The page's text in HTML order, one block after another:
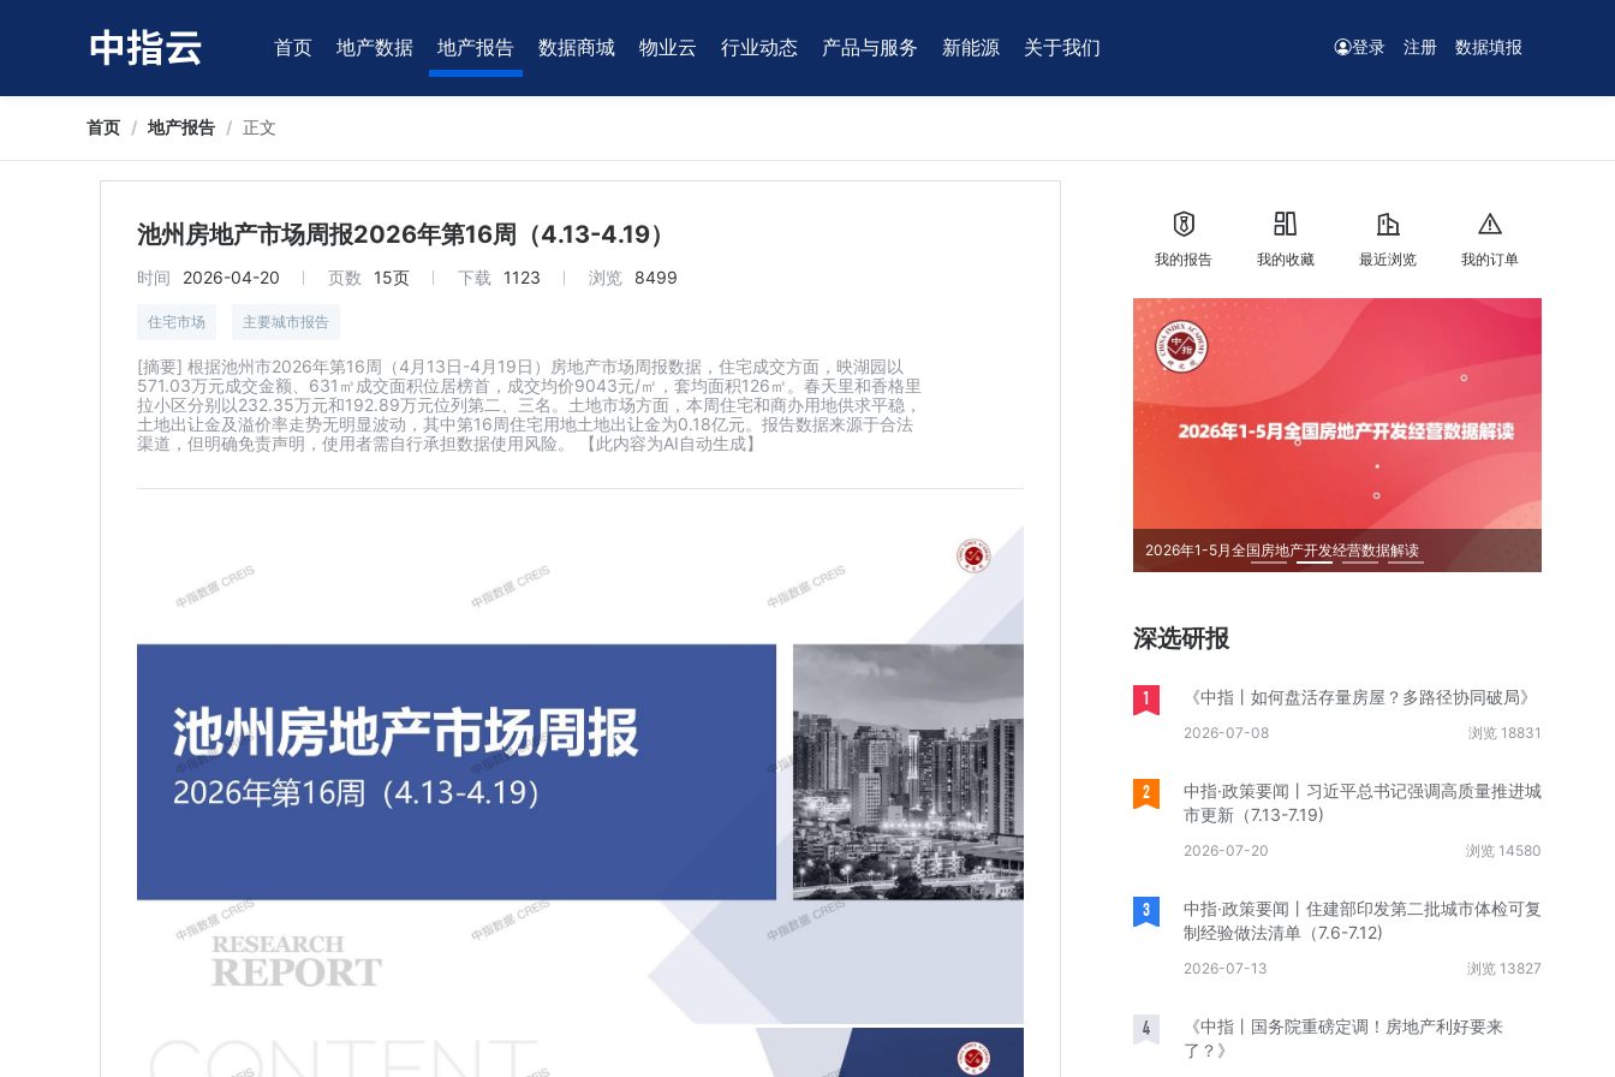
首页 地产数据 地产报告 数据商城 物业云 行业动态 产品与服务 新能源 关于我们 登录 注册 数据填报
首页 / 地产报告 / 正文
池州房地产市场周报2026年第16周（4.13-4.19）
时间 2026-04-20 页数 15页 下载 1123 浏览 8499
住宅市场 主要城市报告
[摘要] 根据池州市2026年第16周（4月13日-4月19日）房地产市场周报数据，住宅成交方面，映湖园以
571.03万元成交金额、631㎡成交面积位居榜首，成交均价9043元/㎡，套均面积126㎡。春天里和香格里
拉小区分别以232.35万元和192.89万元位列第二、三名。土地市场方面，本周住宅和商办用地供求平稳，
土地出让金及溢价率走势无明显波动，其中第16周住宅用地土地出让金为0.18亿元。报告数据来源于合法
渠道，但明确免责声明，使用者需自行承担数据使用风险。 【此内容为AI自动生成】
我的报告 我的收藏 最近浏览 我的订单
《求是》刊文提振消费，再提稳定房地产！ 2026年1-5月全国房地产开发经营数据解读
深选研报
1 《中指丨如何盘活存量房屋？多路径协同破局》
2026-07-08 浏览 18831
2
中指·政策要闻丨习近平总书记强调高质量推进城
市更新（7.13-7.19)
2026-07-20 浏览 14580
3
中指·政策要闻丨住建部印发第二批城市体检可复
制经验做法清单（7.6-7.12)
2026-07-13 浏览 13827
4
《中指丨国务院重磅定调！房地产利好要来
了？》